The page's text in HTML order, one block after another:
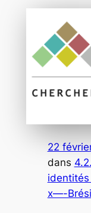
22
dans
identités
x—-